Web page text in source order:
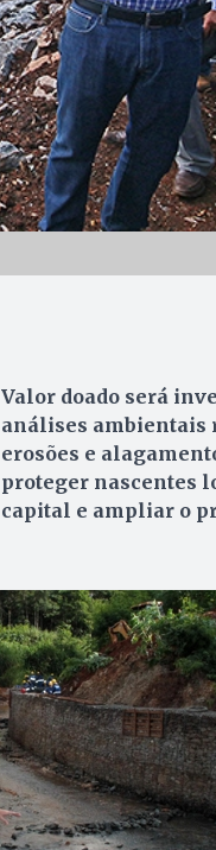
Valor doado será
análises ambientais
erosões e
proteger nascentes
capital e ampliar o